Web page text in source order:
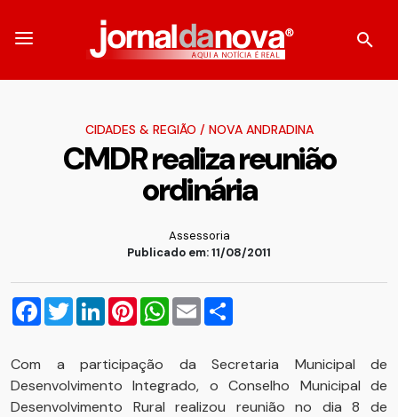
CIDADES & REGIÃO / NOVA ANDRADINA
CMDR realiza reunião
ordinária
Assessoria
Publicado em: 11/08/2011
Facebook
TwitterLinkedInPinterestWhatsApp
Email
Com a participação da Secretaria Municipal de
Desenvolvimento Integrado, o Conselho Municipal de
Desenvolvimento Rural realizou reunião no dia 8 de